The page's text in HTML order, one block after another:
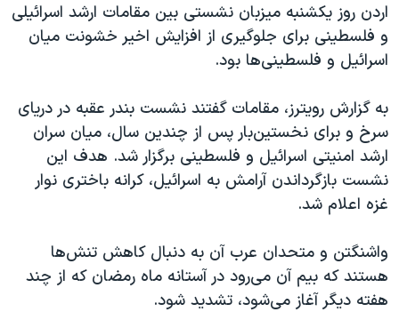
آرشیو پخش زنده
مجموعه مستندهای دادخواهی
تریبونال مردمی آبان ۹۸
چهل سال گروگان‌گیری
قانون شفافیت دارائی کادر رهبری ایران
اعتراضات مردمی آبان ۹۸
اسرائیل در جنگ
همایش محافظه‌کاران آمریکا «سی‌پک»
صفحه‌های ویژه
اردن روز یکشنبه میزبان نشستی بین مقامات ارشد اسرائیلی
و فلسطینی برای جلوگیری از افزایش‌ اخیر خشونت میان
اسرائيل و فلسطینی‌ها بود.
به گزارش رویترز،‌ مقامات گفتند نشست بندر عقبه در دریای
سرخ و برای نخستین‌بار پس از چندین سال، میان سران
ارشد امنیتی اسرائیل و فلسطینی برگزار شد. هدف این
نشست بازگرداندن آرامش به اسرائیل، کرانه باختری نوار
غزه اعلام شد.
واشنگتن و متحدان عرب آن به دنبال کاهش تنش‌ها
هستند که بیم آن می‌رود در آستانه ماه رمضان که از چند
هفته دیگر آغاز می‌شود، تشدید شود.